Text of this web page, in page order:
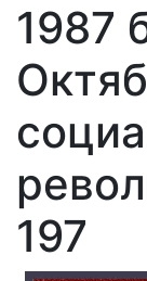
1987
197